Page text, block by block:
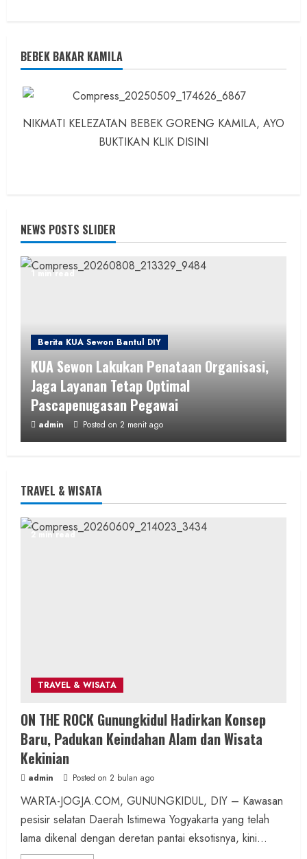
BEBEK BAKAR KAMILA
NIKMATI KELEZATAN BEBEK GORENG KAMILA, AYO
BUKTIKAN KLIK DISINI
NEWS POSTS SLIDER
1 min read
Berita KUA Sewon Bantul DIY
KUA Sewon Lakukan Penataan Organisasi,
Jaga Layanan Tetap Optimal
Pascapenugasan Pegawai
admin Posted on 2 menit ago
Berita Daerah SOSIAL
Berita Daerah Kesehatan
ASI Lancar, Ibu Tenang: RSUD Wonosari dan
Puskesmas Wonosari II Sediakan
Pendampingan Lengkap
admin Posted on 1 jam ago
2 min read
TRAVEL & WISATA
2 min read
TRAVEL & WISATA
ON THE ROCK Gunungkidul Hadirkan Konsep
Baru, Padukan Keindahan Alam dan Wisata
Kekinian
admin Posted on 2 bulan ago
WARTA-JOGJA.COM, GUNUNGKIDUL, DIY – Kawasan
pesisir selatan Daerah Istimewa Yogyakarta yang telah
lama dikenal dengan deretan pantai eksotisnya, kini...